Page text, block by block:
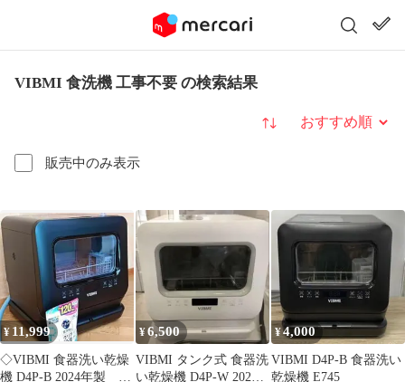
VIBMI 食洗機 工事不要 の検索結果
販売中のみ表示
並び替え
¥ 11,999
◇VIBMI 食器洗い乾燥
機 D4P-B 2024年製 タ
¥6,500
VIBMI タンク式 食器洗
い乾燥機 D4P-W 2023
¥4,000
VIBMI D4P-B 食器洗い
乾燥機 E745